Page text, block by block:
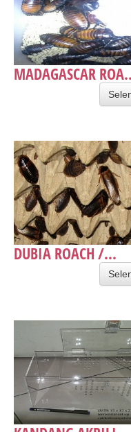
MADAGASCAR
DUBIA ROACH /...